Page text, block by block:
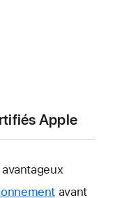
Apple
avant